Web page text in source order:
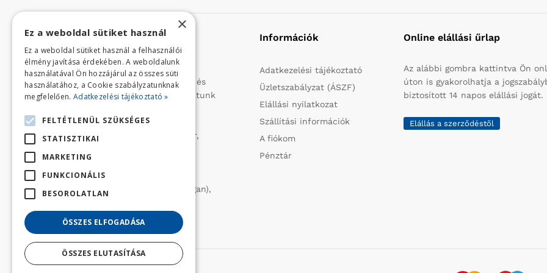
Rólunk
Profilunk a mezőgazdasági, kerti
kisgépek és egyéb iparcikkek kis- és
nagykereskedelme. 1991 óta folytatunk
Olaszországból származó
vízszivattyúkat (DAB, Tesla, Leader,
robbanómotoros fűnyírókat kerti
traktorokat (MTD, Husqvarna),
permetezőket (CIFARELLI, Dal Degan),
(LAMINOX) szállítunk be.
Információk
Adatkezelési tájékoztató
Üzletszabályzat (ÁSZF)
Elállási nyilatkozat
Szállítási információk
A fiókom
Pénztár
Online elállási űrlap
Az alábbi gombra kattintva Ön
úton is gyakorolhatja a
biztosított 14 napos elállási jogát.
Elállás a szerződéstől
×
Ez a weboldal sütiket használ
Ez a weboldal sütiket használ a felhasználói
élmény javítása érdekében. A weboldalunk
használatával Ön hozzájárul az összes süti
használatához, a Cookie szabályzatunknak
megfelelően. Adatkezelési tájékoztató »
FELTÉTLENÜL SZÜKSÉGES
STATISZTIKAI
MARKETING
FUNKCIONÁLIS
BESOROLATLAN
ÖSSZES ELFOGADÁSA
ÖSSZES ELUTASÍTÁSA